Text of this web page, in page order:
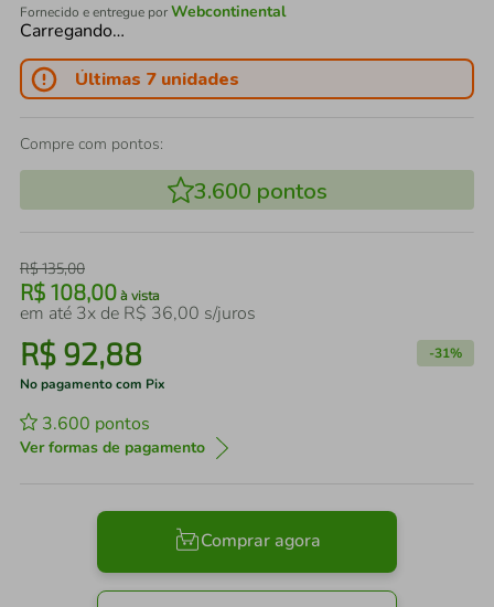
Fornecido e entregue porWebcontinental
Carregando…
Últimas 7 unidades
Compre com pontos:
3.600 pontos
R$135,00
R$ 108,00 à vista
em até 3x de R$ 36,00 s/juros
R$ 92,88 -31%
No pagamento com Pix
3.600 pontos
Ver formas de pagamento
Comprar agora